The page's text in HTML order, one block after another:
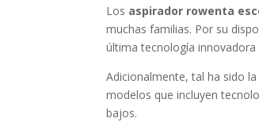
Los aspirador rowenta
muchas familias. Por su
última tecnología innovadora
Adicionalmente, tal ha sido
modelos que incluyen
bajos.